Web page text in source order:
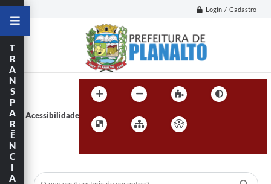
Login / Cadastro
Acessibilidade
T
R
A
N
S
P
A
R
Ê
N
C
I
A